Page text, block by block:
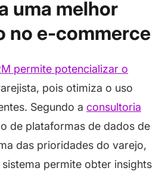
uma melhor
no e-commerce
permite potencializar o
pois otimiza o uso
Segundo a consultoria
de plataformas de dados de
das prioridades do varejo,
permite obter insights